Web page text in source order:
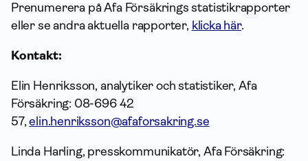
Prenumerera på Afa Försäkrings statistikrapporter
eller se andra aktuella rapporter, klicka här.
Kontakt:
Elin Henriksson, analytiker och statistiker, Afa
Försäkring: 08-696 42
57,elin.henriksson@afaforsakring.se
Linda Harling, presskommunikatör, Afa Försäkring: